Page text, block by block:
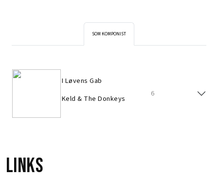
SOM KOMPONIST
I Løvens Gab
Keld & The Donkeys
6
Links